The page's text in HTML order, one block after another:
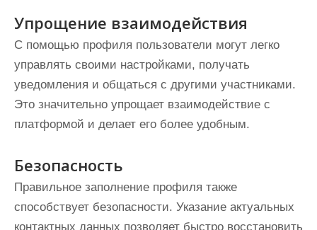
Упрощение взаимодействия
С помощью профиля пользователи могут легко
управлять своими настройками, получать
уведомления и общаться с другими участниками.
Это значительно упрощает взаимодействие с
платформой и делает его более удобным.
Безопасность
Правильное заполнение профиля также
способствует безопасности. Указание актуальных
контактных данных позволяет быстро восстановить